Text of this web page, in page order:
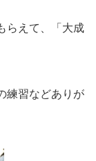
らえて、「大成
練習などありが